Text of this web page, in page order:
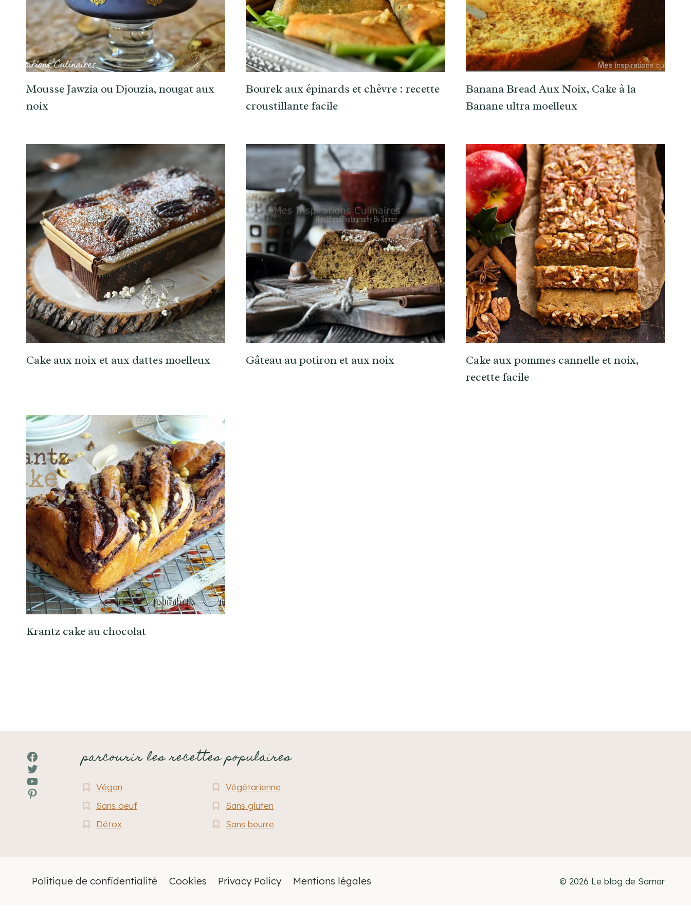
Mousse Jawzia ou Djouzia, nougat aux
noix
Bourek aux épinards et chèvre : recette
croustillante facile
Banana Bread Aux Noix, Cake à la
Banane ultra moelleux
Cake aux noix et aux dattes moelleux Gâteau au potiron et aux noix
Cake aux pommes cannelle et noix,
recette facile
Krantz cake au chocolat
Facebook
Twitter
YouTube
Pinterest
parcourir les recettes populaires
Végan
Végétarienne
Sans oeuf
Sans gluten
Détox
Sans beurre
Politique de confidentialité Cookies Privacy Policy Mentions légales © 2026 Le blog de Samar